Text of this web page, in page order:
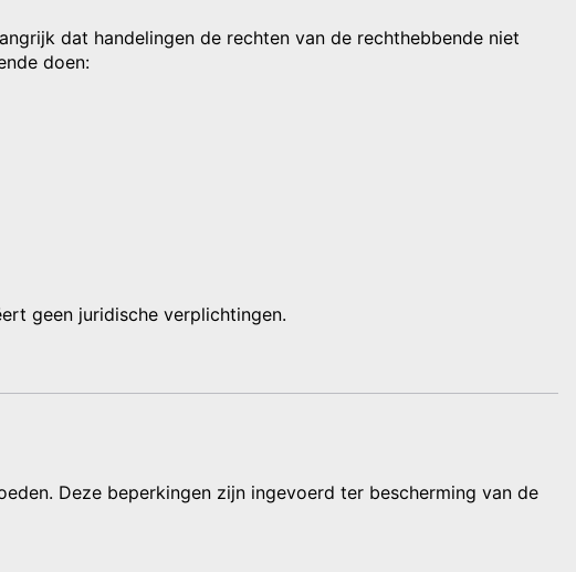
dat handelingen de rechten van de rechthebbende niet
doen:
geen juridische verplichtingen.
Deze beperkingen zijn ingevoerd ter bescherming van de